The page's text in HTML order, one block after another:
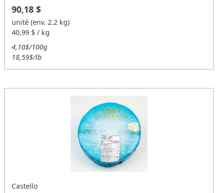
90,18 $
unité (env. 2.2 kg)
40,99 $ / kg
4,10$/100g
18,59$/lb
Castello